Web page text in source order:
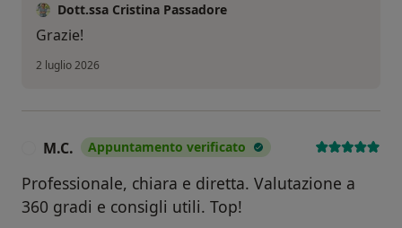
Dott.ssa Cristina Passadore
Grazie!
2 luglio 2026
M.C. Appuntamento verificato
Professionale, chiara e diretta. Valutazione a
360 gradi e consigli utili. Top!